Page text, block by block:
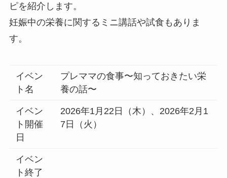
ピを紹介します。
妊娠中の栄養に関するミニ講話や試食もありま
す。
イベン
ト名
プレママの食事〜知っておきたい栄
養の話〜
イベン
ト開催
日
2026年1月22日（木）、2026年2月1
7日（火）
イベン
ト終了